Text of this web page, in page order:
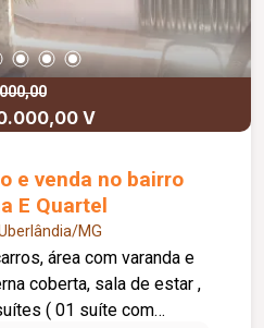
V
e venda no bairro
E Quartel
MG
área com varanda e
coberta, sala de estar ,
( 01 suíte com